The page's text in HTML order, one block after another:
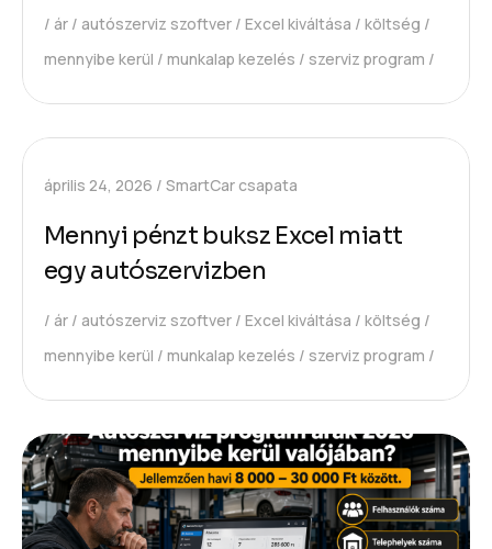
ár autószerviz szoftver Excel kiváltása
költség
mennyibe kerül
munkalap kezelés szerviz program
április 24, 2026 SmartCar csapata
Mennyi pénzt buksz Excel miatt
egy autószervizben
ár autószerviz szoftver Excel kiváltása
költség
mennyibe kerül
munkalap kezelés szerviz program